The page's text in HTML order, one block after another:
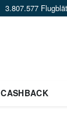
3.807.577
CASHBACK